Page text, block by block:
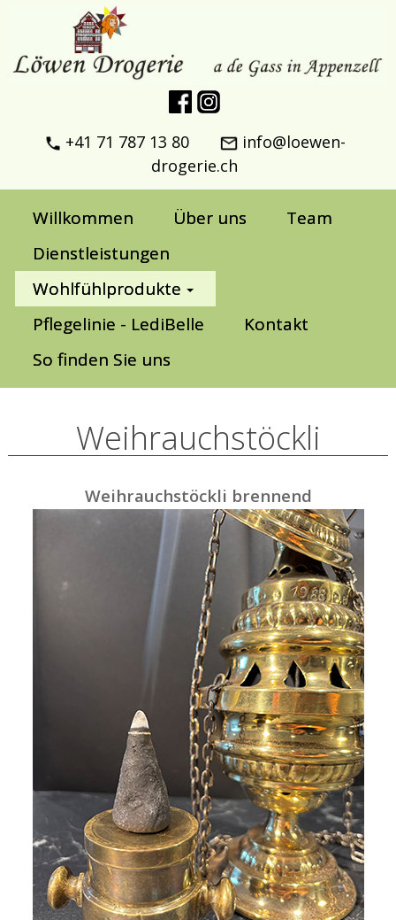
+41 71 787 13 80
info@loewen-
drogerie.ch
Willkommen Über uns
Team
Dienstleistungen
Wohlfühlprodukte
Pflegelinie - LediBelle
Kontakt
So finden Sie uns
Weihrauchstöckli
Weihrauchstöckli brennend